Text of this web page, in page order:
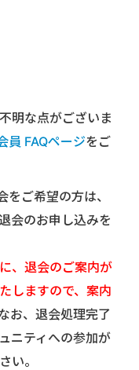
明な点がございま
FAQページをご
ご希望の方は、
会のお申し込みを
、退会のご案内が
しますので、案内
お、退会処理完了
ニティへの参加が
い。